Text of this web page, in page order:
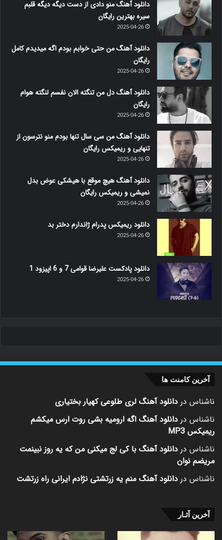
دانلود آهنگ منو دادی از دست دیگه دیگه قلبم
سیره بهترین رایگان
2025-04-26
دانلود آهنگ من حتی خوابم بودم اگه میدیدم کامل
رایگان
2025-04-26
دانلود آهنگ دل من تنگته الان نفسم لنگته هوام
رایگان
2025-04-26
دانلود آهنگ من سی سال تنها بودم منو نترسون از
تنهایی و ریمیکس رایگان
2025-04-26
دانلود آهنگ هیچ موقع با هیشکی عوض بدل
نمیشی و ریمیکس رایگان
2025-04-26
دانلود ریمیکس پدرام ژاندارم دختر بد
2025-04-26
دانلود پادکست علیرضا قوامی 7 و 6 اپیزود 1
2025-04-26
آخرین کامنت ها
ناشناس در دانلود آهنگ لری طلوعی کهیار بختیاری
ناشناس در دانلود آهنگ اگه ارومیه بشی روت ارس میکشم
ریمیکس MP3
ناشناس در دانلود آهنگ با کی لج میکنی من که یه روز نبینمت
مریضم نوان
ناشناس در دانلود آهنگ منم یه زرتشتی نژادم ایرانی راه زرتشت
آخرین آثـار